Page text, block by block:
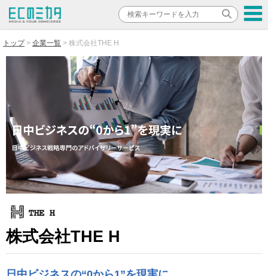
トップ 企業一覧 株式会社THE H
株式会社THE H